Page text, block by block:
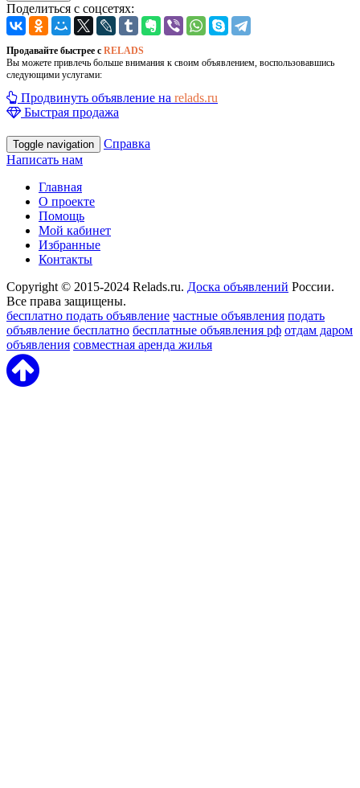
Поделиться с соцсетях:
Продавайте быстрее с RELADS
Вы можете привлечь больше внимания к своим объявлением, воспользовавшись
следующими услугами:
Продвинуть объявление на relads.ru
Быстрая продажа
Toggle navigation
Справка
Написать нам
Главная
О проекте
Помощь
Мой кабинет
Избранные
Контакты
Copyright © 2015-2024 Relads.ru. Доска объявлений России.
Все права защищены.
бесплатно подать объявление частные объявления подать
объявление бесплатно бесплатные объявления рф отдам даром
объявления совместная аренда жилья